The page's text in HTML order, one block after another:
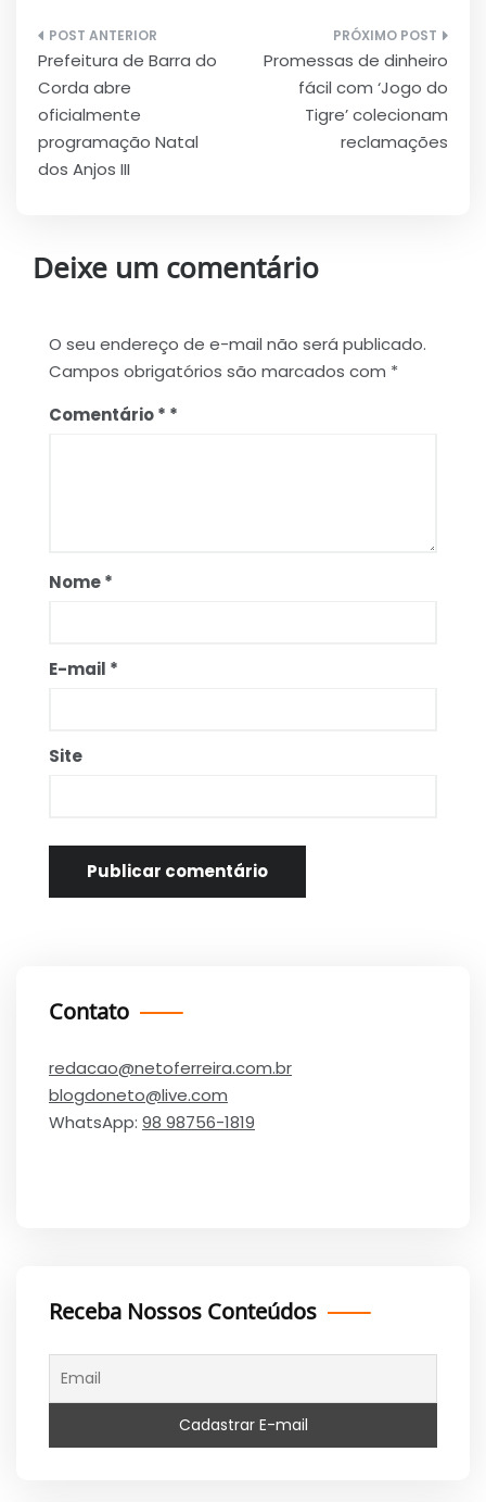
Navegação
de
Post
Prefeitura de Barra do
Corda abre
oficialmente
programação Natal
dos Anjos III
Promessas de dinheiro
fácil com ‘Jogo do
Tigre’ colecionam
reclamações
Deixe um comentário
O seu endereço de e-mail não será publicado.
Campos obrigatórios são marcados com *
Comentário*
Nome*
E-mail *
Site
Contato
redacao@netoferreira.com.br
blogdoneto@live.com
WhatsApp: 98 98756-1819
Receba Nossos Conteúdos